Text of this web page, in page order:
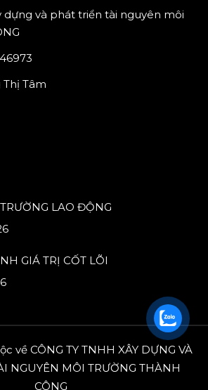
dựng và phát triển tài nguyên môi
Thị Tâm
LAO ĐỘNG
GIÁ TRỊ CỐT LÕI
về CÔNG TY TNHH XÂY DỰNG VÀ
NGUYÊN MÔI TRƯỜNG THÀNH
CÔNG